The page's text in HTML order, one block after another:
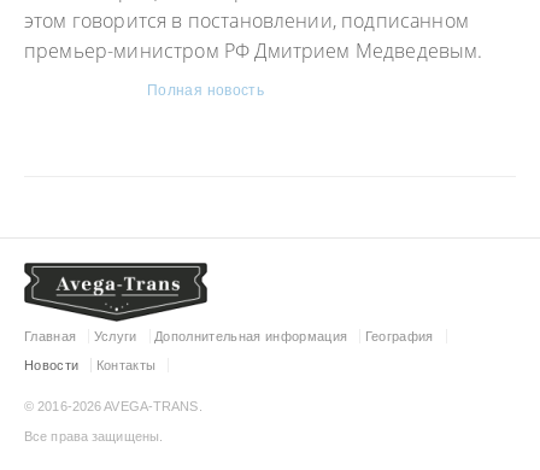
этом говорится в постановлении, подписанном
премьер-министром РФ Дмитрием Медведевым.
Полная новость
Главная Услуги Дополнительная информация
География
Новости
Контакты
© 2016-2026 AVEGA-TRANS.
Все права защищены.